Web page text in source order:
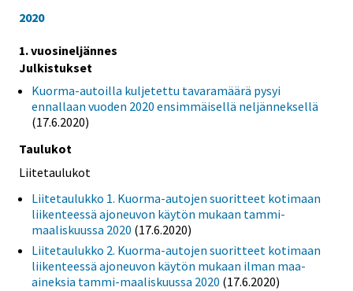
2020
1. vuosineljännes
Julkistukset
Kuorma-autoilla kuljetettu tavaramäärä pysyi
ennallaan vuoden 2020 ensimmäisellä neljänneksellä
(17.6.2020)
Taulukot
Liitetaulukot
Liitetaulukko 1. Kuorma-autojen suoritteet kotimaan
liikenteessä ajoneuvon käytön mukaan tammi-
maaliskuussa 2020 (17.6.2020)
Liitetaulukko 2. Kuorma-autojen suoritteet kotimaan
liikenteessä ajoneuvon käytön mukaan ilman maa-
aineksia tammi-maaliskuussa 2020 (17.6.2020)